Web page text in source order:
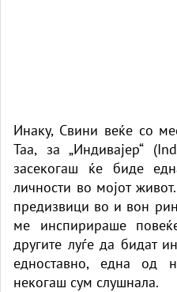
Инаку, Свини веќе со
Таа, за „Индивајер“
засекогаш ќе биде
личности во мојот
предизвици во и вон
ме инспирираше
другите луѓе да бидат
едноставно, една од
некогаш сум слушнала.